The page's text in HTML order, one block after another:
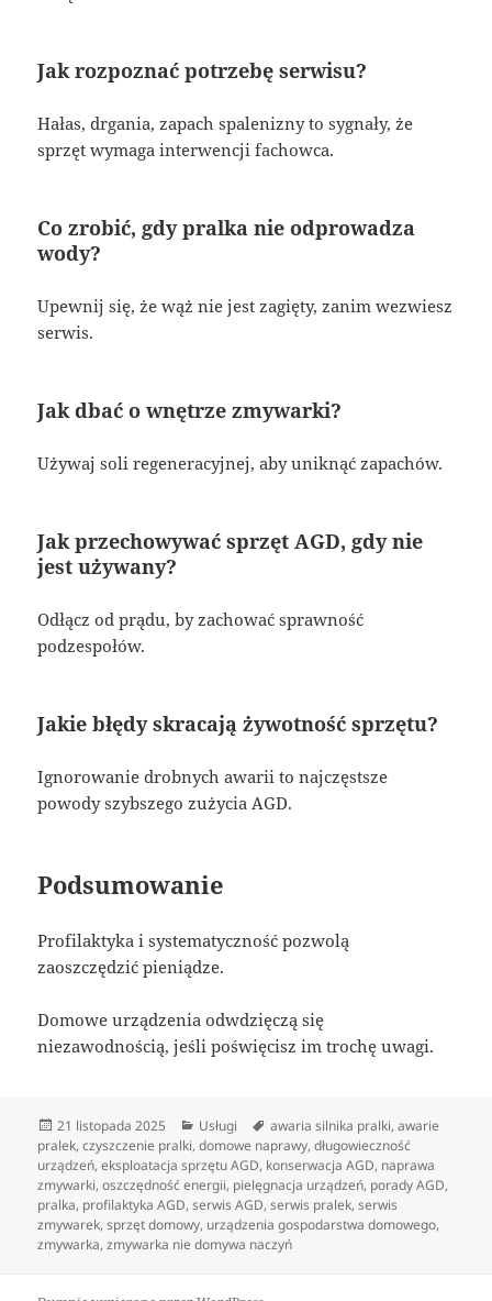
Jak rozpoznać potrzebę serwisu?
Hałas, drgania, zapach spalenizny to sygnały, że
sprzęt wymaga interwencji fachowca.
Co zrobić, gdy pralka nie odprowadza
wody?
Upewnij się, że wąż nie jest zagięty, zanim wezwiesz
serwis.
Jak dbać o wnętrze zmywarki?
Używaj soli regeneracyjnej, aby uniknąć zapachów.
Jak przechowywać sprzęt AGD, gdy nie
jest używany?
Odłącz od prądu, by zachować sprawność
podzespołów.
Jakie błędy skracają żywotność sprzętu?
Ignorowanie drobnych awarii to najczęstsze
powody szybszego zużycia AGD.
Podsumowanie
Profilaktyka i systematyczność pozwolą
zaoszczędzić pieniądze.
Domowe urządzenia odwdzięczą się
niezawodnością, jeśli poświęcisz im trochę uwagi.
Data
publikacji
21 listopada 2025 Kategorie
Usługi Tagi
awaria silnika pralki,awarie
pralek,czyszczenie pralki,domowe naprawy,długowieczność
urządzeń,eksploatacja sprzętu AGD, konserwacja AGD, naprawa
zmywarki,oszczędność energii, pielęgnacja urządzeń, porady AGD,
pralka, profilaktyka AGD,serwis AGD,serwis pralek,serwis
zmywarek,sprzęt domowy, urządzenia gospodarstwa domowego,
zmywarka,zmywarka nie domywa naczyń